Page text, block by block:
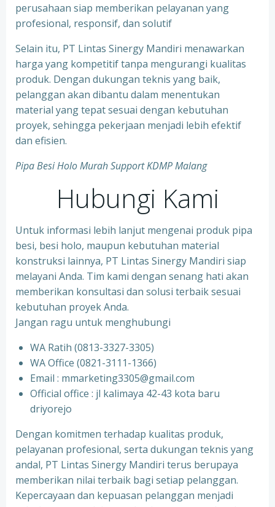
perusahaan siap memberikan pelayanan yang
profesional, responsif, dan solutif
Selain itu, PT Lintas Sinergy Mandiri menawarkan
harga yang kompetitif tanpa mengurangi kualitas
produk. Dengan dukungan teknis yang baik,
pelanggan akan dibantu dalam menentukan
material yang tepat sesuai dengan kebutuhan
proyek, sehingga pekerjaan menjadi lebih efektif
dan efisien.
Pipa Besi Holo Murah Support KDMP Malang
Hubungi Kami
Untuk informasi lebih lanjut mengenai produk pipa
besi, besi holo, maupun kebutuhan material
konstruksi lainnya, PT Lintas Sinergy Mandiri siap
melayani Anda. Tim kami dengan senang hati akan
memberikan konsultasi dan solusi terbaik sesuai
kebutuhan proyek Anda.
Jangan ragu untuk menghubungi
WA Ratih (0813-3327-3305)
WA Office (0821-3111-1366)
Email : mmarketing3305@gmail.com
Official office : jl kalimaya 42-43 kota baru
driyorejo
Dengan komitmen terhadap kualitas produk,
pelayanan profesional, serta dukungan teknis yang
andal, PT Lintas Sinergy Mandiri terus berupaya
memberikan nilai terbaik bagi setiap pelanggan.
Kepercayaan dan kepuasan pelanggan menjadi